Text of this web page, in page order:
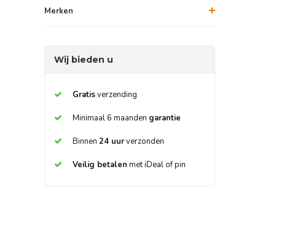
Merken
Wij bieden u
Gratisverzending
Minimaal 6 maanden garantie
Binnen 24 uurverzonden
Veilig betalen met iDeal of pin